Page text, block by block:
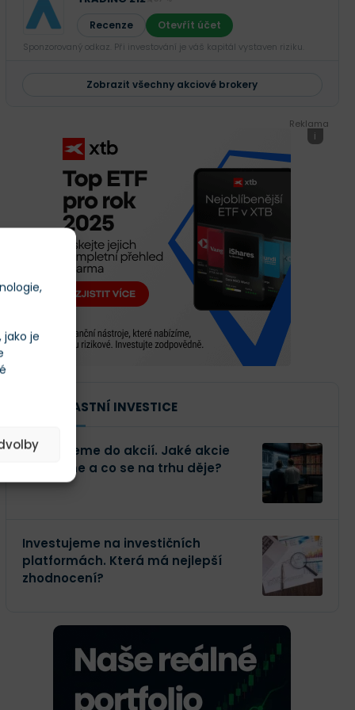
je
Recenze Otevřít účet
Sponzorovaný odkaz. Při investování je váš kapitál vystaven riziku.
Zobrazit všechny akciové brokery
Reklama
i
NAŠE VLASTNÍ INVESTICE
Investujeme do akcií. Jaké akcie
kupujeme a co se na trhu děje?
Investujeme na investičních
platformách. Která má nejlepší
zhodnocení?